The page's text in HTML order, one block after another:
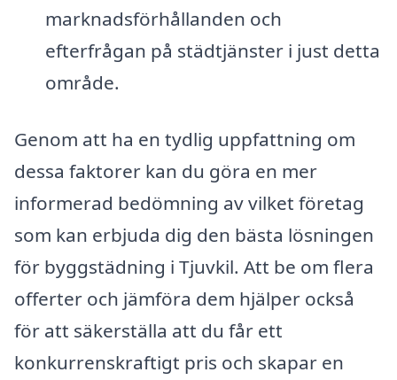
marknadsförhållanden och
efterfrågan på städtjänster i just detta
område.
Genom att ha en tydlig uppfattning om
dessa faktorer kan du göra en mer
informerad bedömning av vilket företag
som kan erbjuda dig den bästa lösningen
för byggstädning i Tjuvkil. Att be om flera
offerter och jämföra dem hjälper också
för att säkerställa att du får ett
konkurrenskraftigt pris och skapar en